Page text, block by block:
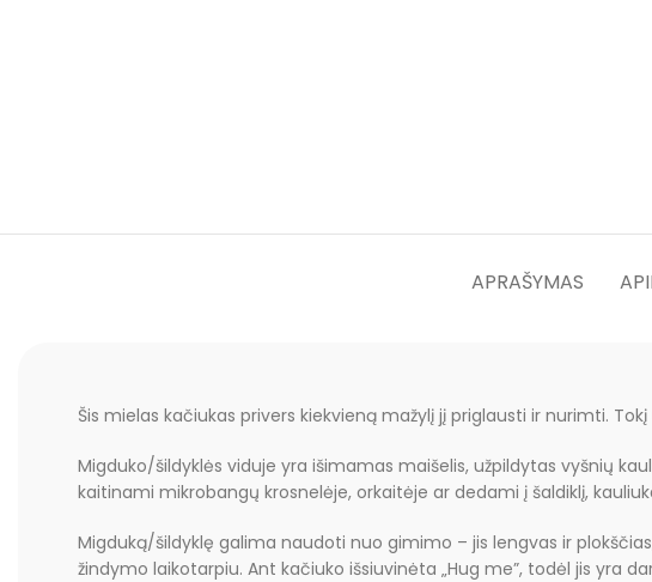
APRAŠYMAS
Šis mielas kačiukas privers kiekvieną mažylį jį priglausti ir nurimti.
Migduko/šildyklės viduje yra išimamas maišelis, užpildytas vyšnių
kaitinami mikrobangų krosnelėje, orkaitėje ar dedami į šaldiklį,
Migduką/šildyklę galima naudoti nuo gimimo – jis lengvas ir
žindymo laikotarpiu. Ant kačiuko išsiuvinėta „Hug me”, todėl jis yra